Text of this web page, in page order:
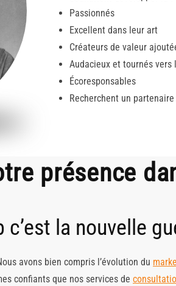
Passionnés
Excellent dans leur art
Créateurs de valeur
Audacieux et tournés vers
Écoresponsables
Recherchent un
présence
la nouvelle
avons bien compris l’évolution du
confiants que nos services de